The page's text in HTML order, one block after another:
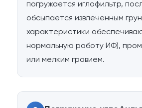
погружается иглофильтр,
обсыпается извлеченным
характеристики
нормальную работу ИФ),
или мелким гравием.